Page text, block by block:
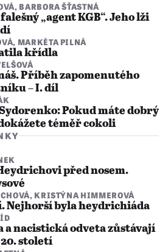
, BARBORA ŠŤASTNÁ
„agent KGB“. Jeho lži
, MARKÉTA PILNÁ
křídla
Příběh zapomenutého
– I. díl
Pokud máte dobrý
téměř cokoli
před nosem.
, KRISTÝNA HIMMEROVÁ
Nejhorší byla heydrichiáda
a nacistická odveta zůstávají
století